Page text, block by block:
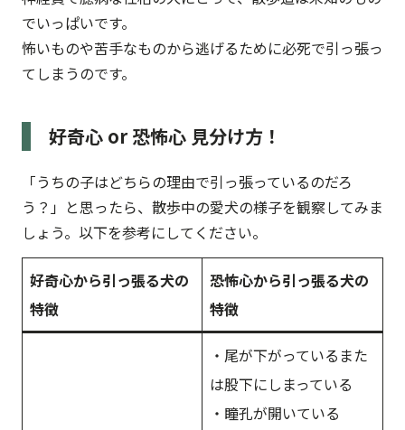
でいっぱいです。
怖いものや苦手なものから逃げるために必死で引っ張っ
てしまうのです。
好奇心 or 恐怖心 見分け方！
「うちの子はどちらの理由で引っ張っているのだろ
う？」と思ったら、散歩中の愛犬の様子を観察してみま
しょう。以下を参考にしてください。
好奇心から引っ張る犬の
特徴
恐怖心から引っ張る犬の
特徴
・尾が下がっているまた
は股下にしまっている
・瞳孔が開いている